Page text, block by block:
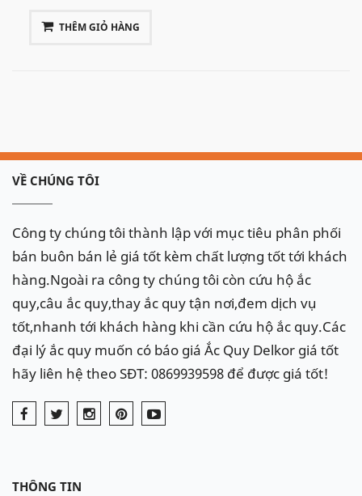
THÊM GIỎ HÀNG
VỀ CHÚNG TÔI
Công ty chúng tôi thành lập với mục tiêu phân phối
bán buôn bán lẻ giá tốt kèm chất lượng tốt tới khách
hàng.Ngoài ra công ty chúng tôi còn cứu hộ ắc
quy,câu ắc quy,thay ắc quy tận nơi,đem dịch vụ
tốt,nhanh tới khách hàng khi cần cứu hộ ắc quy.Các
đại lý ắc quy muốn có báo giá Ắc Quy Delkor giá tốt
hãy liên hệ theo SĐT: 0869939598 để được giá tốt!
THÔNG TIN